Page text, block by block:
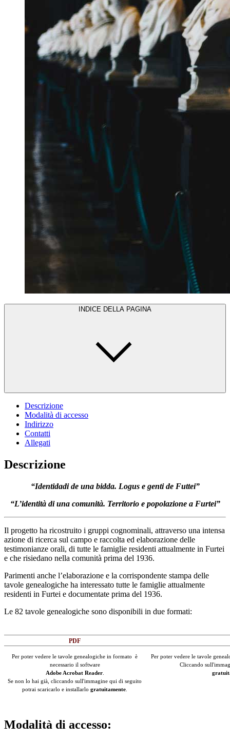
INDICE DELLA PAGINA
Descrizione
Modalità di accesso
Indirizzo
Contatti
Allegati
Descrizione
“Identidadi de una bidda. Logus e genti de Futtei”
“L’identità di una comunità. Territorio e popolazione a Furtei”
Il progetto ha ricostruito i gruppi cognominali, attraverso una intensa
azione di ricerca sul campo e raccolta ed elaborazione delle
testimonianze orali, di tutte le famiglie residenti attualmente in Furtei
e che risiedano nella comunità prima del 1936.
Parimenti anche l’elaborazione e la corrispondente stampa delle
tavole genealogiche ha interessato tutte le famiglie attualmente
residenti in Furtei e documentate prima del 1936.
Le 82 tavole genealogiche sono disponibili in due formati:
PDF
Per poter vedere le tavole genealogiche in formato è
necessario il software
Adobe Acrobat Reader.
Se non lo hai già, cliccando sull'immagine qui di seguito
potrai scaricarlo e installarlo gratuitamente
Per poter vedere le tavole
Cliccando
Modalità di accesso: